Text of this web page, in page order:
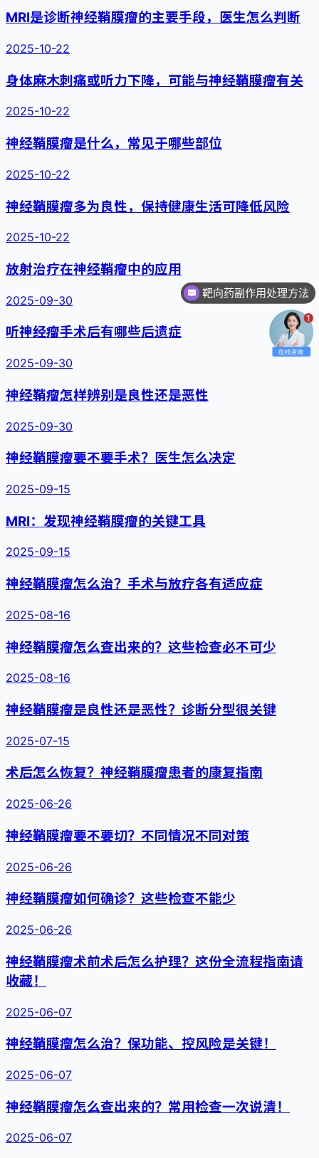
MRI是诊断神经鞘膜瘤的主要手段，医生怎么判断
2025-10-22
身体麻木刺痛或听力下降，可能与神经鞘膜瘤有关
2025-10-22
神经鞘膜瘤是什么，常见于哪些部位
2025-10-22
神经鞘膜瘤多为良性，保持健康生活可降低风险
2025-10-22
放射治疗在神经鞘瘤中的应用
2025-09-30
听神经瘤手术后有哪些后遗症
2025-09-30
神经鞘瘤怎样辨别是良性还是恶性
2025-09-30
神经鞘膜瘤要不要手术？医生怎么决定
2025-09-15
MRI：发现神经鞘膜瘤的关键工具
2025-09-15
神经鞘膜瘤怎么治？手术与放疗各有适应症
2025-08-16
神经鞘膜瘤怎么查出来的？这些检查必不可少
2025-08-16
神经鞘膜瘤是良性还是恶性？诊断分型很关键
2025-07-15
术后怎么恢复？神经鞘膜瘤患者的康复指南
2025-06-26
神经鞘膜瘤要不要切？不同情况不同对策
2025-06-26
神经鞘膜瘤如何确诊？这些检查不能少
2025-06-26
神经鞘膜瘤术前术后怎么护理？这份全流程指南请
收藏！
2025-06-07
神经鞘膜瘤怎么治？保功能、控风险是关键！
2025-06-07
神经鞘膜瘤怎么查出来的？常用检查一次说清！
2025-06-07
靶向药副作用处理方法